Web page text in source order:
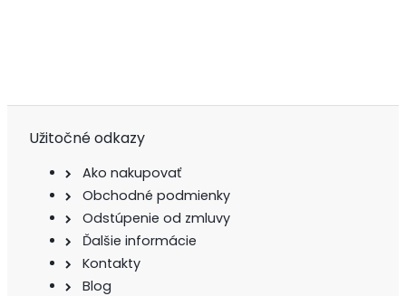
Užitočné odkazy
Ako nakupovať
Obchodné podmienky
Odstúpenie od zmluvy
Ďalšie informácie
Kontakty
Blog